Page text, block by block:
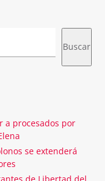
Buscar
a procesados por
se extenderá